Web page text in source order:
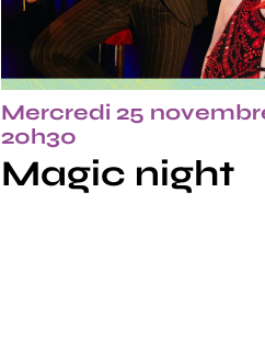
Mercredi 25
20h30
Magic night